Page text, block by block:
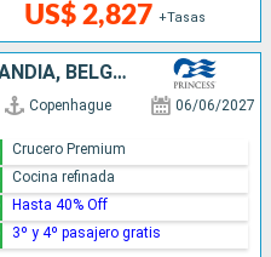
US$ 2,827 +Tasas
DINAMARCA, NORUEGA, ISLANDIA, BÉLGICA, CANADÁ, IRLANDA, REINO UNIDO
Copenhague 06/06/2027
Crucero Premium
Cocina refinada
Hasta 40% Off
3º y 4º pasajero gratis